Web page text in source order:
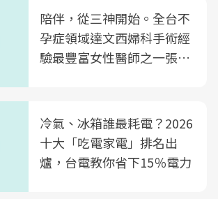
陪伴，從三神開始。全台不
孕症領域達文西婦科手術經
驗最豐富女性醫師之一張永
光田醫院建構360度女性健
康照護生態圈
冷氣、冰箱誰最耗電？2026
十大「吃電家電」排名出
爐，台電教你省下15％電力